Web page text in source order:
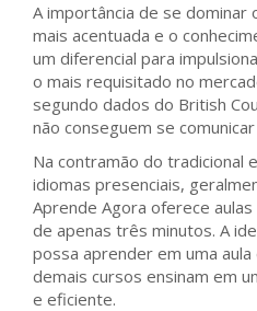
A importância de se dominar
mais acentuada e o
um diferencial para
o mais requisitado no
segundo dados do British
não conseguem se
Na contramão do tradicional
idiomas presenciais,
Aprende Agora oferece
de apenas três minutos. A
possa aprender em uma
demais cursos ensinam em
e eficiente.